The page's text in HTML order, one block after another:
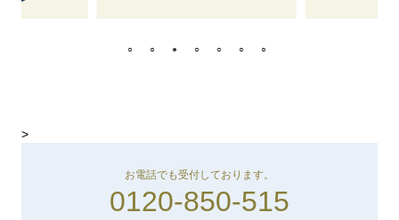
>
お電話でも受付しております。
0120-850-515